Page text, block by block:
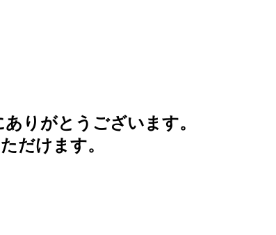
りがとうございます。
だけます。